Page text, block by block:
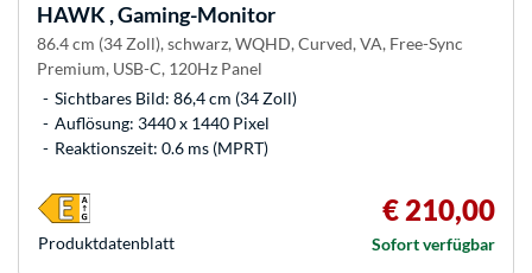
HAWK , Gaming-Monitor
86.4 cm (34 Zoll), schwarz, WQHD, Curved, VA, Free-Sync
Premium, USB-C, 120Hz Panel
Sichtbares Bild: 86,4 cm (34 Zoll)
Auflösung: 3440 x 1440 Pixel
Reaktionszeit: 0.6 ms (MPRT)
€ 210,00
Sofort verfügbar
Produkt­datenblatt